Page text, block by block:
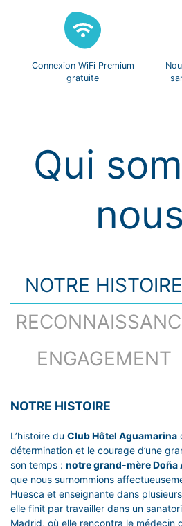
Connexion WiFi Premium
gratuite
Qui
NOTRE HISTOIRE
ENGAGEMENT
NOTRE HISTOIRE
L’histoire du Club Hôtel Aguamarina
détermination et le courage d’une
son temps : notre grand-mère Doña
que nous surnommions
Huesca et enseignante dans
elle finit par travailler dans un
Madrid, où elle rencontra le médecin